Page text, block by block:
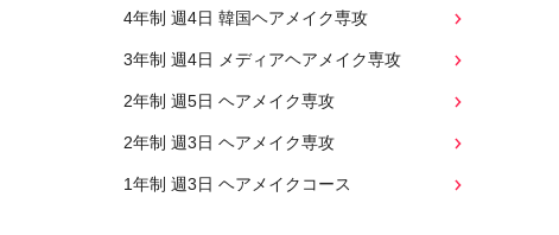
4年制 週4日 韓国ヘアメイク専攻
3年制 週4日 メディアヘアメイク専攻
2年制 週5日 ヘアメイク専攻
2年制 週3日 ヘアメイク専攻
1年制 週3日 ヘアメイクコース